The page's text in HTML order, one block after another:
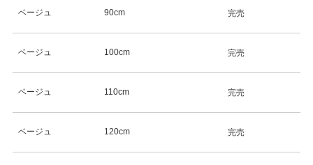
ベージュ 90cm 完売
ベージュ 100cm 完売
ベージュ 110cm 完売
ベージュ 120cm 完売